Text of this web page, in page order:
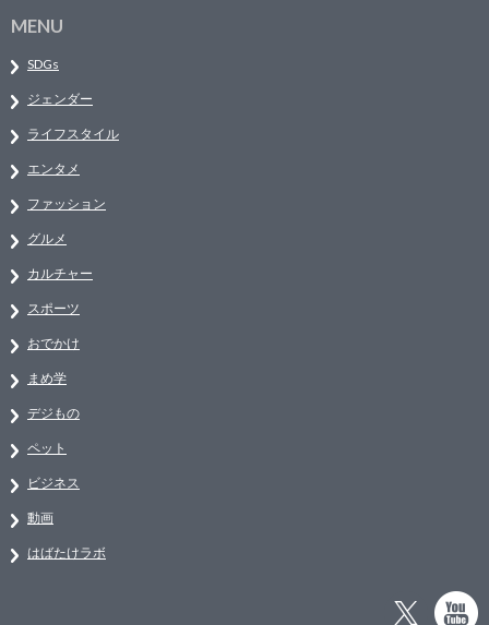
MENU
SDGs
ジェンダー
ライフスタイル
エンタメ
ファッション
グルメ
カルチャー
スポーツ
おでかけ
まめ学
デジもの
ペット
ビジネス
動画
はばたけラボ